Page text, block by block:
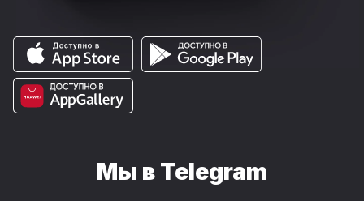
Мы в Telegram